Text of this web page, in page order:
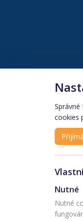
cookies
Nutné
Nutné